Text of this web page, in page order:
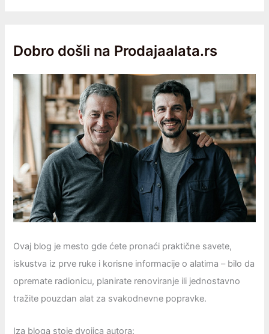
Dobro došli na Prodajaalata.rs
Ovaj blog je mesto gde ćete pronaći praktične savete,
iskustva iz prve ruke i korisne informacije o alatima – bilo da
opremаtе radionicu, planirate renoviranje ili jednostavno
tražite pouzdan alat za svakodnevne popravke.
Iza bloga stoje dvojica autora: